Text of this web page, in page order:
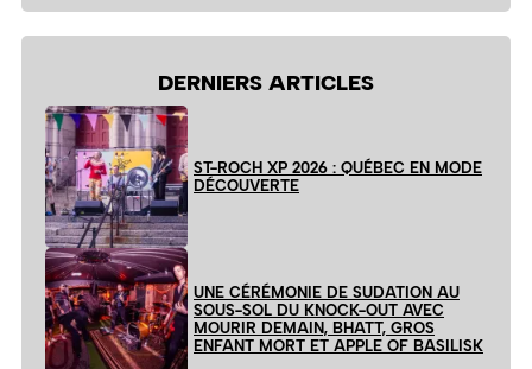
DERNIERS ARTICLES
ST-ROCH XP 2026 : QUÉBEC EN MODE
DÉCOUVERTE
UNE CÉRÉMONIE DE SUDATION AU
SOUS-SOL DU KNOCK-OUT AVEC
MOURIR DEMAIN, BHATT, GROS
ENFANT MORT ET APPLE OF BASILISK